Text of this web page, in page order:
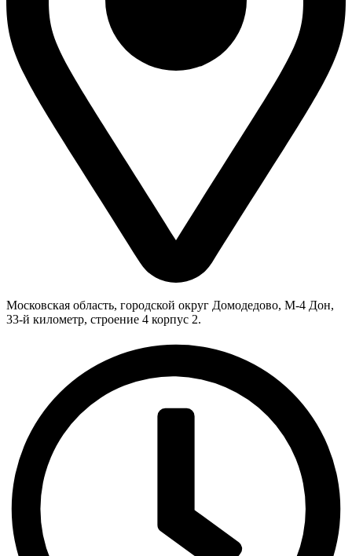
Московская область, городской округ Домодедово, М-4 Дон,
33-й километр, строение 4 корпус 2.